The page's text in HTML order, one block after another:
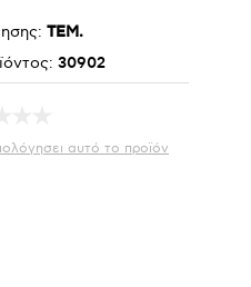
ΤΕΜ.
30902
αυτό το προϊόν